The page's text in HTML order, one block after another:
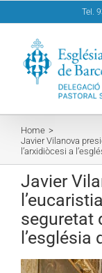
to
Tel.
Home
Javier Vilanova
l’arxidiòcesi a
Javier
seguretat
l’església
View